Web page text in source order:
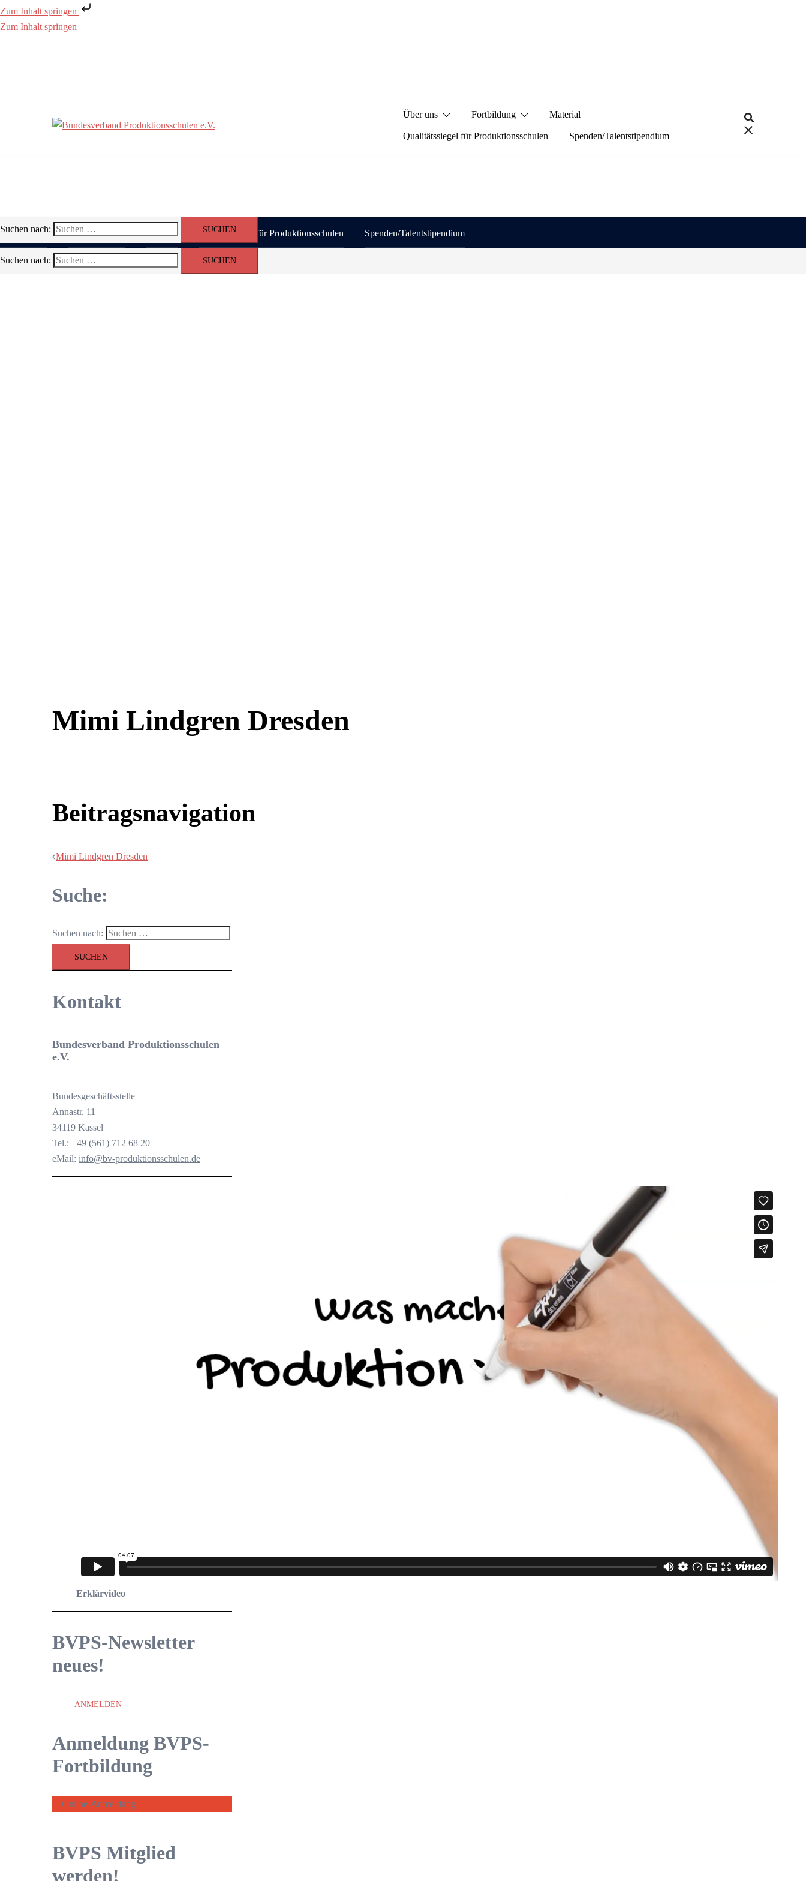
Zum Inhalt springen
Zum Inhalt springen
Über uns Fortbildung Material
Qualitätssiegel für Produktionsschulen Spenden/Talentstipendium
Suchen nach:
Über uns Fortbildung Material Qualitätssiegel für Produktionsschulen Spenden/Talentstipendium
Suchen nach:
Mimi Lindgren Dresden
Beitragsnavigation
Mimi Lindgren Dresden
Suche:
Suchen nach:
Kontakt
Bundesverband Produktionsschulen
e.V.
Bundesgeschäftsstelle
Annastr. 11
34119 Kassel
Tel.: +49 (561) 712 68 20
eMail: info@bv-produktionsschulen.de
Erklärvideo
BVPS-Newsletter
neues!
ANMELDEN
Anmeldung BVPS-
Fortbildung
Online-Anmeldung
BVPS Mitglied
werden!